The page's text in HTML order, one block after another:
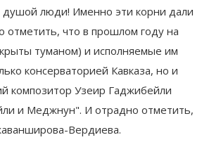
душой люди! Именно эти корни дали
отметить, что в прошлом году на
туманом) и исполняемые им
консерваторией Кавказа, но и
композитор Узеир Гаджибейли
и Меджнун". И отрадно отметить,
Вердиева.